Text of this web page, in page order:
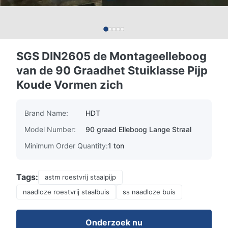
SGS DIN2605 de Montageelleboog
van de 90 Graadhet Stuiklasse Pijp
Koude Vormen zich
Brand Name:
HDT
Model Number:
90 graad Elleboog Lange Straal
Minimum Order Quantity:1 ton
Tags:
astm roestvrij staalpijp
naadloze roestvrij staalbuis
ss naadloze buis
Onderzoek nu